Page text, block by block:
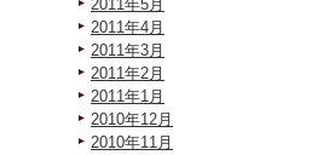
2011年5月
2011年4月
2011年3月
2011年2月
2011年1月
2010年12月
2010年11月